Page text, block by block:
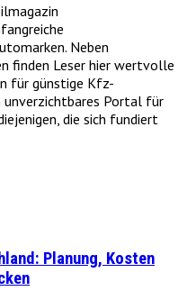
Neben
finden Leser hier wertvolle
für günstige Kfz-
unverzichtbares Portal für
die sich fundiert
Planung, Kosten